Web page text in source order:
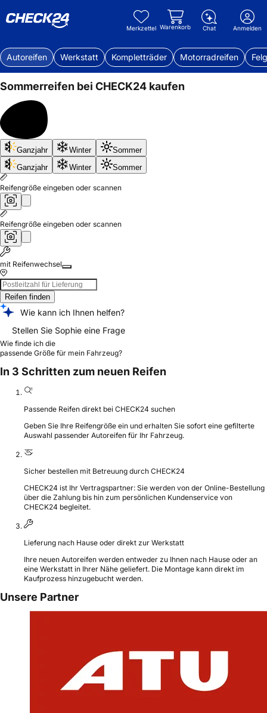
Merkzettel Warenkorb Chat Anmelden
Autoreifen Werkstatt Kompletträder Motorradreifen
Sommerreifen bei CHECK24 kaufen
Bis
50%
sparen
Ganzjahr Winter
Sommer
Ganzjahr
Winter Sommer
Reifengröße eingeben oder scannen
Reifengröße eingeben oder scannen
mit Reifenwechsel
Reifen finden
Wie kann ich Ihnen helfen?
Stellen Sie Sophie eine Frage
Wie finde ich die
passende Größe für mein Fahrzeug?
In 3 Schritten zum neuen Reifen
Passende Reifen direkt bei CHECK24 suchen
Geben Sie Ihre Reifengröße ein und erhalten Sie sofort eine gefilterte
Auswahl passender Autoreifen für Ihr Fahrzeug.
Sicher bestellen mit Betreuung durch CHECK24
CHECK24 ist Ihr Vertragspartner: Sie werden von der Online-Bestellung
über die Zahlung bis hin zum persönlichen Kundenservice von
CHECK24 begleitet.
Lieferung nach Hause oder direkt zur Werkstatt
Ihre neuen Autoreifen werden entweder zu Ihnen nach Hause oder an
eine Werkstatt in Ihrer Nähe geliefert. Die Montage kann direkt im
Kaufprozess hinzugebucht werden.
Unsere Partner